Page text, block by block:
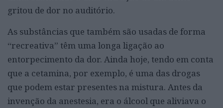
gritou de dor no auditório.
As substâncias que também são usadas de forma
“recreativa” têm uma longa ligação ao
entorpecimento da dor. Ainda hoje, tendo em conta
que a cetamina, por exemplo, é uma das drogas
que podem estar presentes na mistura. Antes da
invenção da anestesia, era o álcool que aliviava o